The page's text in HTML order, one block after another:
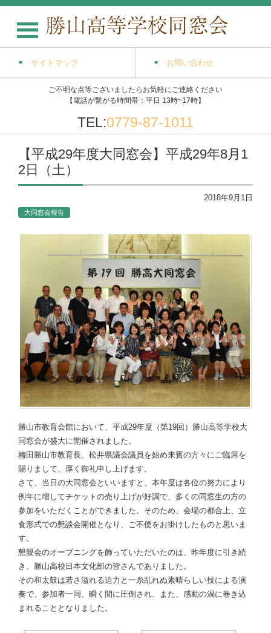
サイトマップ お問い合わせ
ご不明な点等ございましたらお気軽にご連絡ください
【電話が繋がる時間帯：平日 13時~17時】
TEL:0779-87-1011
【平成29年度大同窓会】平成29年8月1
2日（土）
2018年9月1日
大同窓会報告
勝山市教育会館において、平成29年度（第19回）勝山高等学校大
同窓会が盛大に開催されました。
梅田勝山市教育長、松井県議会議員を始め来賓の方々にご臨席を
賜りまして、厚く御礼申し上げます。
さて、当日の大同窓会といいますと、本年度は各位の努力により
例年に増してチケットの売り上げが好調で、多くの同窓生の方の
参加をいただくことができました。そのため、会場の都合上、立
食形式での懇談会開催となり、ご不便をお掛けしたものと思いま
す。
懇親会のオープニングを飾っていただいたのは、昨年度に引き続
き、勝山高校日本文化部の皆さんでありました。
その和太鼓は若さ溢れる迫力と一糸乱れぬ素晴らしい技による演
奏で、参加者一同、瞬く間に圧倒され、また、感動の渦に巻き込
まれることとなりました。